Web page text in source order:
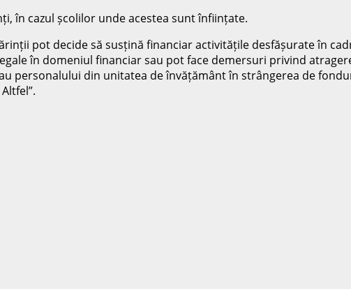
în cazul școlilor unde acestea sunt înființate.
pot decide să susțină financiar activitățile desfășurate în
în domeniul financiar sau pot face demersuri privind
personalului din unitatea de învățământ în strângerea de